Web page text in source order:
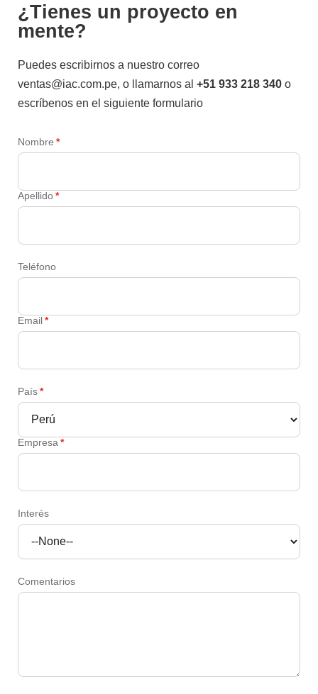
¿Tienes un proyecto en
mente?
Puedes escribirnos a nuestro correo
ventas@iac.com.pe, o llamarnos al +51 933 218 340 o
escríbenos en el siguiente formulario
Nombre *
Apellido*
Teléfono
Email*
País*
Empresa*
Interés
Comentarios